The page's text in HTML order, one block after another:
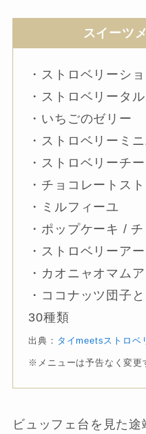
スイーツ
・ストロベリーシ
・ストロベリータル
・いちごのゼリー
・ストロベリーミ
・ストロベリーチ
・チョコレートス
・ミルフィーユ
・ポップケーキ /
・ストロベリーア
・カオニャオマム
・ココナッツ団
30種類
出典： タイmeetsストロベ
※メニューは予告なく変更
ビュッフェ台を見た途